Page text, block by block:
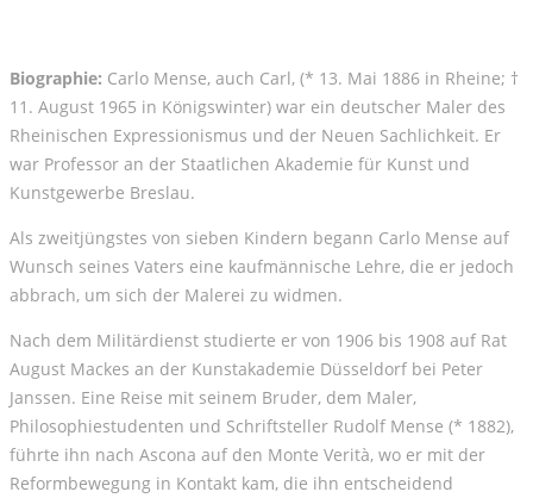
Biographie: Carlo Mense, auch Carl, (* 13. Mai 1886 in Rheine; †
11. August 1965 in Königswinter) war ein deutscher Maler des
Rheinischen Expressionismus und der Neuen Sachlichkeit. Er
war Professor an der Staatlichen Akademie für Kunst und
Kunstgewerbe Breslau.
Als zweitjüngstes von sieben Kindern begann Carlo Mense auf
Wunsch seines Vaters eine kaufmännische Lehre, die er jedoch
abbrach, um sich der Malerei zu widmen.
Nach dem Militärdienst studierte er von 1906 bis 1908 auf Rat
August Mackes an der Kunstakademie Düsseldorf bei Peter
Janssen. Eine Reise mit seinem Bruder, dem Maler,
Philosophiestudenten und Schriftsteller Rudolf Mense (* 1882),
führte ihn nach Ascona auf den Monte Verità, wo er mit der
Reformbewegung in Kontakt kam, die ihn entscheidend